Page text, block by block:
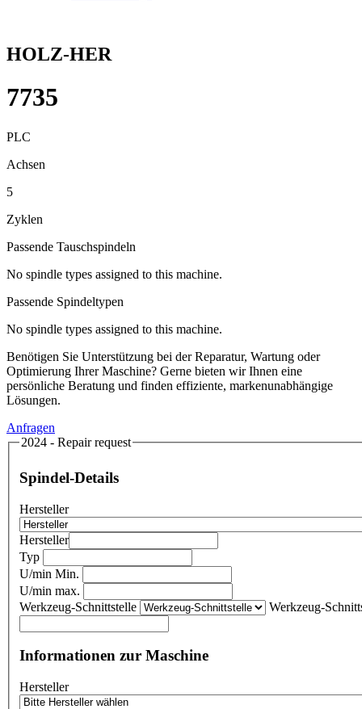
HOLZ-HER
7735
PLC
Achsen
5
Zyklen
Passende Tauschspindeln
No spindle types assigned to this machine.
Passende Spindeltypen
No spindle types assigned to this machine.
Benötigen Sie Unterstützung bei der Reparatur, Wartung oder
Optimierung Ihrer Maschine? Gerne bieten wir Ihnen eine
persönliche Beratung und finden effiziente, markenunabhängige
Lösungen.
Anfragen
2024 - Repair request
Spindel-Details
Hersteller
Hersteller
Typ
U/min Min.
U/min max.
Werkzeug-Schnittstelle
Werkzeug-
Informationen zur Maschine
Hersteller